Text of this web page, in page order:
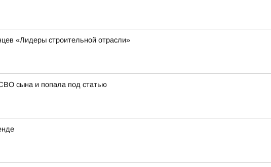
«Лидеры строительной отрасли»
сына и попала под статью